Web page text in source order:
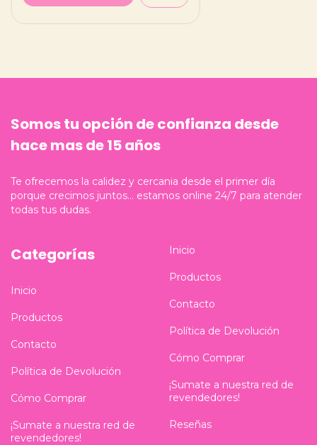
Somos tu opción de confianza desde
hace mas de 15 años
Te ofrecemos la calidez y cercania desde el primer día
porque crecimos juntos... estamos online 24/7 para atender
todas tus dudas.
Categorías
Inicio
Productos
Contacto
Política de Devolución
Cómo Comprar
¡Sumate a nuestra red de
revendedores!
Inicio
Productos
Contacto
Política de Devolución
Cómo Comprar
¡Sumate a nuestra red de
revendedores!
Reseñas